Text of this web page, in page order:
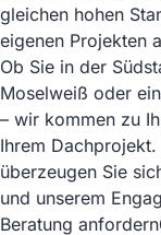
gleichen hohen
eigenen Projekten
Ob Sie in der
Moselweiß oder
– wir kommen zu
Ihrem
überzeugen Sie
und unserem
Beratung anfordern